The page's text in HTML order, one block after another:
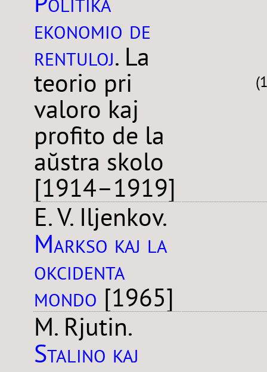
ekonomio de
rentuloj. La
teorio pri
valoro kaj
profito de la
aŭstra skolo
[1914–1919]
E. V. Iljenkov.
Markso kaj la
okcidenta
mondo [1965]
M. Rjutin.
Stalino kaj